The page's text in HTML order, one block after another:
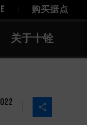
购买据点
关于十铨